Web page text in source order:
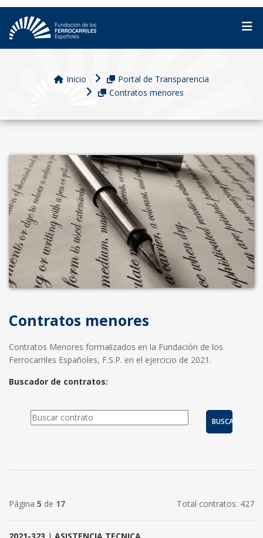
Inicio
Portal de Transparencia
Contratos menores
Contratos menores
Contratos Menores formalizados en la Fundación de los
Ferrocarriles Españoles, F.S.P. en el ejercicio de 2021.
Buscador de contratos:
BUSCAR
Página 5 de 17 Total contratos: 427